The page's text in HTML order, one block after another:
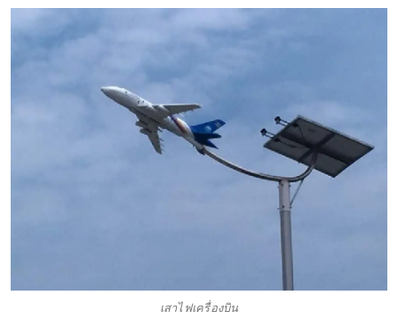
เสาไฟเครื่องบิน